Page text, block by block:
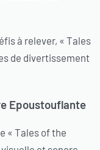
à relever, « Tales
de divertissement
Epoustouflante
« Tales of the